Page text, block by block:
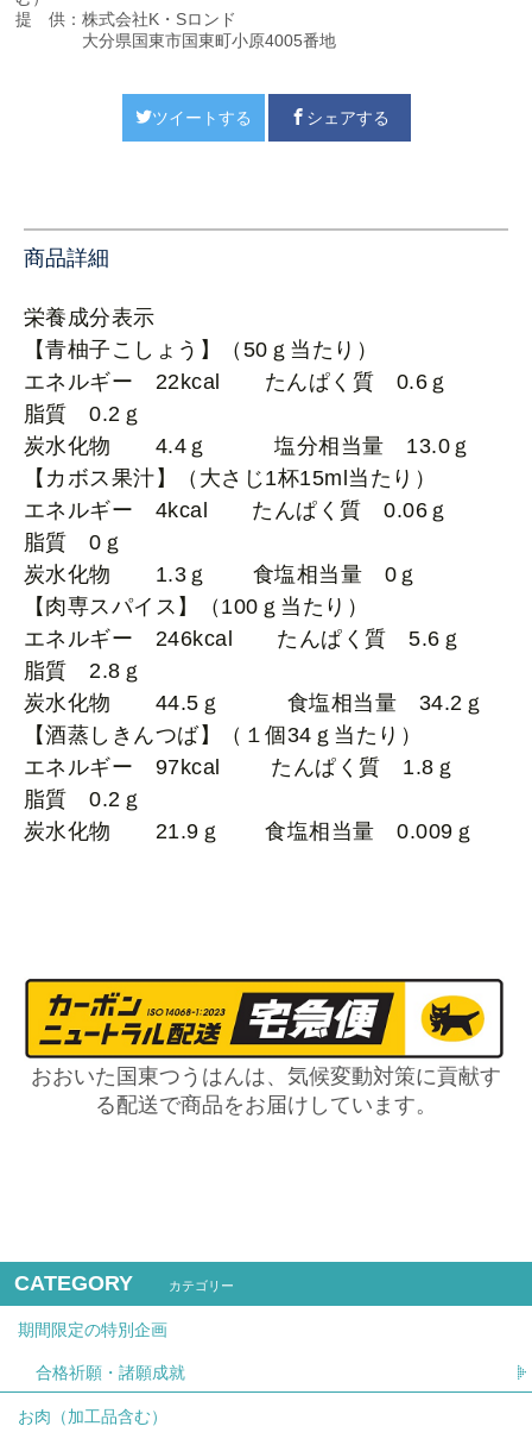
提 供：株式会社K・Sロンド
大分県国東市国東町小原4005番地
ツイートする シェアする
商品詳細
栄養成分表示
【青柚子こしょう】（50ｇ当たり）
エネルギー 22kcal たんぱく質 0.6ｇ
脂質 0.2ｇ
炭水化物 4.4ｇ 塩分相当量 13.0ｇ
【カボス果汁】（大さじ1杯15ml当たり）
エネルギー 4kcal たんぱく質 0.06ｇ
脂質 0ｇ
炭水化物 1.3ｇ 食塩相当量 0ｇ
【肉専スパイス】（100ｇ当たり）
エネルギー 246kcal たんぱく質 5.6ｇ
脂質 2.8ｇ
炭水化物 44.5ｇ 食塩相当量 34.2ｇ
【酒蒸しきんつば】（１個34ｇ当たり）
エネルギー 97kcal たんぱく質 1.8ｇ
脂質 0.2ｇ
炭水化物 21.9ｇ 食塩相当量 0.009ｇ
おおいた国東つうはんは、気候変動対策に貢献す
る配送で商品をお届けしています。
CATEGORY カテゴリー
期間限定の特別企画
合格祈願・諸願成就
お肉（加工品含む）